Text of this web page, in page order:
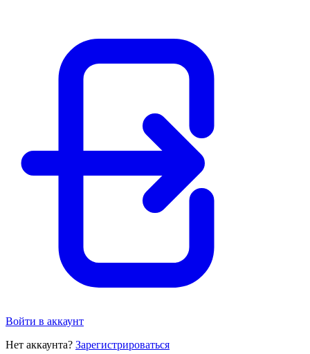
Войти в аккаунт
Нет аккаунта? Зарегистрироваться